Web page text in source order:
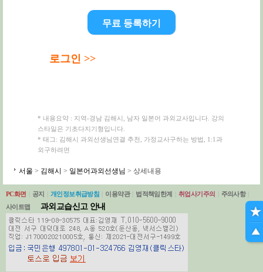
무료 등록하기
로그인 >>
* 내용요약 : 지역-경남 김해시, 남자 일본어 과외교사입니다. 강의
스타일은 기초다지기형입니다.
* 태그: 김해시 과외선생님연결 추천, 가정교사구하는 방법, 1:1과
외구하려면
서울 > 김해시 > 일본어과외선생님 > 상세내용
PC화면 공지 개인정보취급방침 이용약관 법적책임한계 취업사기주의 주의사항
사이트맵
과외교습신고 안내